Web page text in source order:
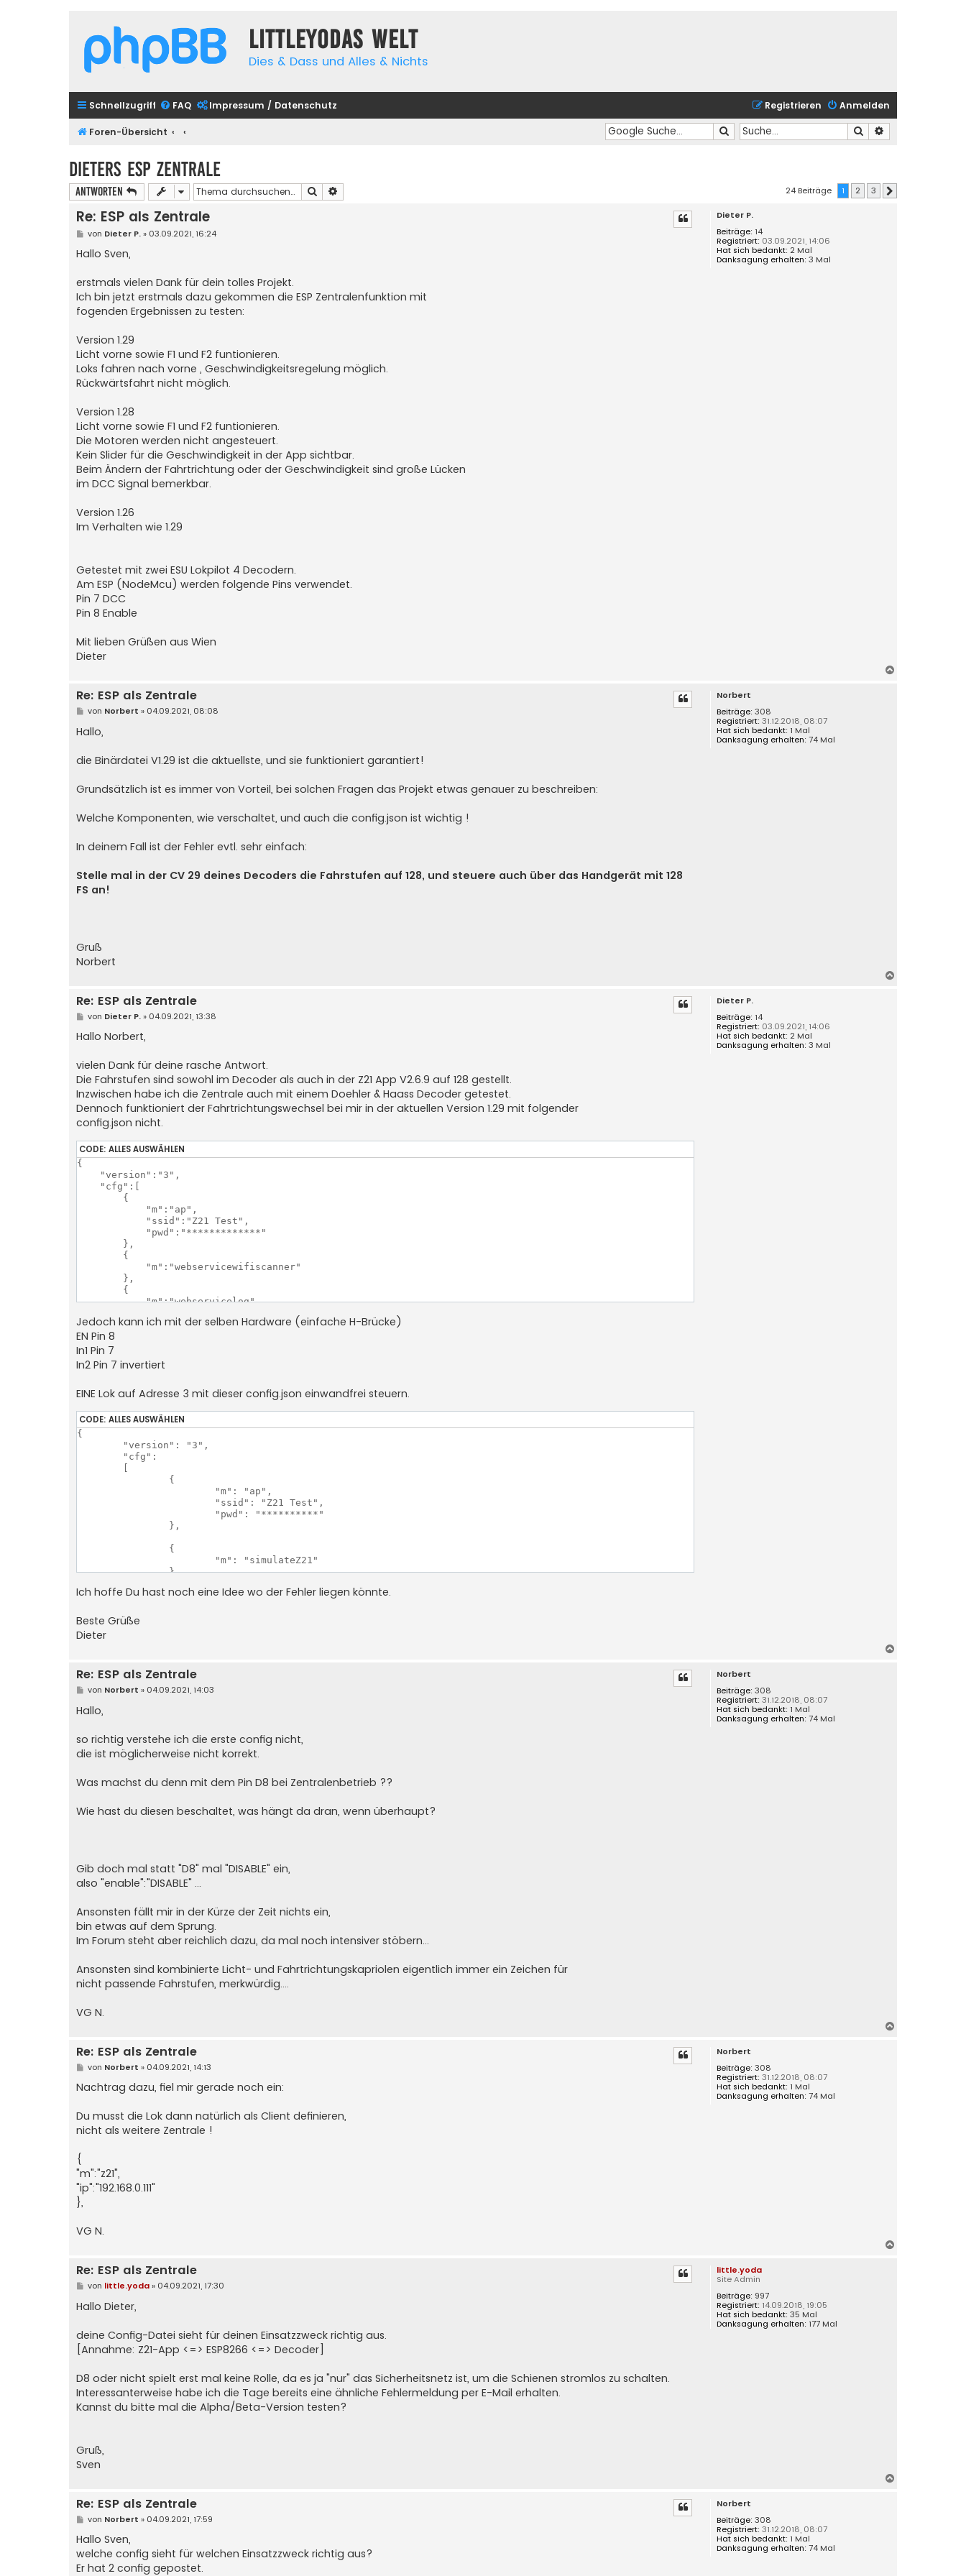
Littleyodas Welt
Dies & Dass und Alles & Nichts
Schnellzugriff FAQ Impressum / Datenschutz Anmelden
Registrieren
Foren-Übersicht Suche
Suche
Dieters ESP Zentrale
Antworten Suche 24 Beiträge 1 2 3
Dieter P.
Beiträge: 14
Registriert: 03.09.2021, 14:06
Hat sich bedankt: 2 Mal
Danksagung erhalten: 3 Mal
Re: ESP als Zentrale
B
i
t
a
g
von Dieter P.» 03.09.2021, 16:24
Hallo Sven,
erstmals vielen Dank für dein tolles Projekt.
Ich bin jetzt erstmals dazu gekommen die ESP Zentralenfunktion mit
fogenden Ergebnissen zu testen:
Version 1.29
Licht vorne sowie F1 und F2 funtionieren.
Loks fahren nach vorne , Geschwindigkeitsregelung möglich.
Rückwärtsfahrt nicht möglich.
Version 1.28
Licht vorne sowie F1 und F2 funtionieren.
Die Motoren werden nicht angesteuert.
Kein Slider für die Geschwindigkeit in der App sichtbar.
Beim Ändern der Fahrtrichtung oder der Geschwindigkeit sind große Lücken
im DCC Signal bemerkbar.
Version 1.26
Im Verhalten wie 1.29
Getestet mit zwei ESU Lokpilot 4 Decodern.
Am ESP (NodeMcu) werden folgende Pins verwendet.
Pin 7 DCC
Pin 8 Enable
Mit lieben Grüßen aus Wien
Dieter
Norbert
Beiträge: 308
Registriert: 31.12.2018, 08:07
Hat sich bedankt: 1 Mal
Danksagung erhalten: 74 Mal
Re: ESP als Zentrale
B
i
t
a
g
von Norbert » 04.09.2021, 08:08
Hallo,
die Binärdatei V1.29 ist die aktuellste, und sie funktioniert garantiert!
Grundsätzlich ist es immer von Vorteil, bei solchen Fragen das Projekt etwas genauer zu beschreiben:
Welche Komponenten, wie verschaltet, und auch die config.json ist wichtig !
In deinem Fall ist der Fehler evtl. sehr einfach:
Stelle mal in der CV 29 deines Decoders die Fahrstufen auf 128, und steuere auch über das Handgerät mit 128
FS an!
Gruß
Norbert
Dieter P.
Beiträge: 14
Registriert: 03.09.2021, 14:06
Hat sich bedankt: 2 Mal
Danksagung erhalten: 3 Mal
Re: ESP als Zentrale
B
i
t
a
g
von Dieter P.» 04.09.2021, 13:38
Hallo Norbert,
vielen Dank für deine rasche Antwort.
Die Fahrstufen sind sowohl im Decoder als auch in der Z21 App V2.6.9 auf 128 gestellt.
Inzwischen habe ich die Zentrale auch mit einem Doehler & Haass Decoder getestet.
Dennoch funktioniert der Fahrtrichtungswechsel bei mir in der aktuellen Version 1.29 mit folgender
config.json nicht.
CODE: ALLES AUSWÄHLEN
{
    "version":"3",
    "cfg":[
        {
            "m":"ap",
            "ssid":"Z21 Test",
            "pwd":"*************"
        },
        {
            "m":"webservicewifiscanner"
        },
        {
            "m":"webservicelog"
	{
            "m":"simulateZ21"
        },
        {
            "m":"cmdlogger"
    ],
{
"m":"dcczentrale",
  "enable":"D8"
    "in":[
Jedoch kann ich mit der selben Hardware (einfache H-Brücke)
EN Pin 8
In1 Pin 7
In2 Pin 7 invertiert
EINE Lok auf Adresse 3 mit dieser config.json einwandfrei steuern.
CODE: ALLES AUSWÄHLEN
{
		},
		{
		},
		{
		{
		}
	"out":
	[
		"m":"dccout",
		"dccoutputaddr":"3"
Ich hoffe Du hast noch eine Idee wo der Fehler liegen könnte.
Beste Grüße
Dieter
Norbert
Beiträge: 308
Registriert: 31.12.2018, 08:07
Hat sich bedankt: 1 Mal
Danksagung erhalten: 74 Mal
Re: ESP als Zentrale
B
i
t
a
g
von Norbert » 04.09.2021, 14:03
Hallo,
so richtig verstehe ich die erste config nicht,
die ist möglicherweise nicht korrekt.
Was machst du denn mit dem Pin D8 bei Zentralenbetrieb ??
Wie hast du diesen beschaltet, was hängt da dran, wenn überhaupt?
Gib doch mal statt "D8" mal "DISABLE" ein,
also "enable":"DISABLE" ...
Ansonsten fällt mir in der Kürze der Zeit nichts ein,
bin etwas auf dem Sprung.
Im Forum steht aber reichlich dazu, da mal noch intensiver stöbern...
Ansonsten sind kombinierte Licht- und Fahrtrichtungskapriolen eigentlich immer ein Zeichen für
nicht passende Fahrstufen, merkwürdig....
VG N.
Norbert
Beiträge: 308
Registriert: 31.12.2018, 08:07
Hat sich bedankt: 1 Mal
Danksagung erhalten: 74 Mal
Re: ESP als Zentrale
B
i
t
a
g
von Norbert » 04.09.2021, 14:13
Nachtrag dazu, fiel mir gerade noch ein:
Du musst die Lok dann natürlich als Client definieren,
nicht als weitere Zentrale !
{
"m":"z21",
"ip":"192.168.0.111"
},
VG N.
little.yoda
Site Admin
Beiträge: 997
Registriert: 14.09.2018, 19:05
Hat sich bedankt: 35 Mal
Danksagung erhalten: 177 Mal
Re: ESP als Zentrale
B
i
t
a
g
von little.yoda» 04.09.2021, 17:30
Hallo Dieter,
deine Config-Datei sieht für deinen Einsatzzweck richtig aus.
[Annahme: Z21-App <=> ESP8266 <=> Decoder]
D8 oder nicht spielt erst mal keine Rolle, da es ja "nur" das Sicherheitsnetz ist, um die Schienen stromlos zu schalten.
Interessanterweise habe ich die Tage bereits eine ähnliche Fehlermeldung per E-Mail erhalten.
Kannst du bitte mal die Alpha/Beta-Version testen?
Gruß,
Sven
Norbert
Beiträge: 308
Registriert: 31.12.2018, 08:07
Hat sich bedankt: 1 Mal
Danksagung erhalten: 74 Mal
Re: ESP als Zentrale
B
i
t
r
a
von Norbert » 04.09.2021, 17:59
Hallo Sven,
welche config sieht für welchen Einsatzzweck richtig aus?
Er hat 2 config gepostet.